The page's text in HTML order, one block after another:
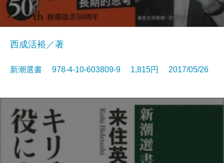
西成活裕／著
新潮選書 978-4-10-603809-9 1,815円 2017/05/26